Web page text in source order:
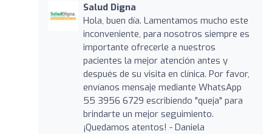
Salud Digna
Hola, buen día. Lamentamos mucho este
inconveniente, para nosotros siempre es
importante ofrecerle a nuestros
pacientes la mejor atención antes y
después de su visita en clínica. Por favor,
envíanos mensaje mediante WhatsApp
55 3956 6729 escribiendo "queja" para
brindarte un mejor seguimiento.
¡Quedamos atentos! - Daniela